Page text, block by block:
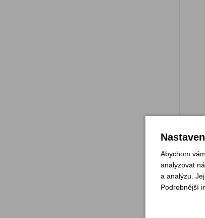
Abychom
analyzovat
a analýzu.
Podrobnější